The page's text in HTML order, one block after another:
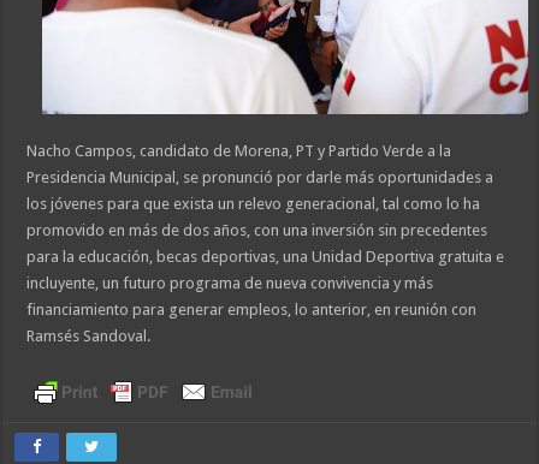
Nacho Campos, candidato de Morena, PT y Partido Verde a la
Presidencia Municipal, se pronunció por darle más oportunidades a
los jóvenes para que exista un relevo generacional, tal como lo ha
promovido en más de dos años, con una inversión sin precedentes
para la educación, becas deportivas, una Unidad Deportiva gratuita e
incluyente, un futuro programa de nueva convivencia y más
financiamiento para generar empleos, lo anterior, en reunión con
Ramsés Sandoval.